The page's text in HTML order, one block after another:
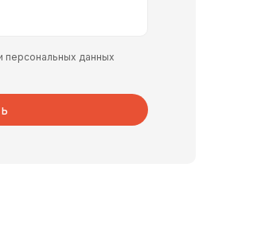
персональных данных